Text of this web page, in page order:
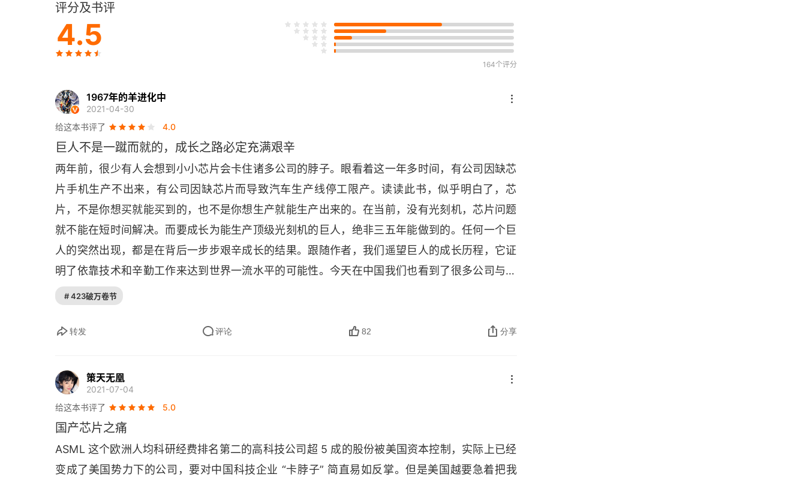
David Mann公司
爱德·鲍尔
02 合法的印钞机
天生的工程师
旅行伙伴
技术文档
晶圆重复曝光光刻机
美国风格
03 垂死挣扎
维姆·特罗斯特
特罗斯特的信
敲响政府的门
电动晶圆台
拯救计划
金砖做的茅房
评分及书评
4.5
164个评分
1967年的羊进化中
2021-04-30
给这本书评了
4.0
巨人不是一蹴而就的，成长之路必定充满艰辛
两年前，很少有人会想到小小芯片会卡住诸多公司的脖子。眼看着这一年多时间，有公司因缺芯
片手机生产不出来，有公司因缺芯片而导致汽车生产线停工限产。读读此书，似乎明白了，芯
片，不是你想买就能买到的，也不是你想生产就能生产出来的。在当前，没有光刻机，芯片问题
就不能在短时间解决。而要成长为能生产顶级光刻机的巨人，绝非三五年能做到的。任何一个巨
人的突然出现，都是在背后一步步艰辛成长的结果。跟随作者，我们遥望巨人的成长历程，它证
明了依靠技术和辛勤工作来达到世界一流水平的可能性。今天在中国我们也看到了很多公司与巨
人同样的努力，越来越多的顶尖科技公司由此诞生。这两天，我国空间站核心舱的发射成功，更
之路，充满艰辛，但有可能。
# 423破万卷节
转发 评论 82 分享
策天无凰
2021-07-04
给这本书评了
5.0
国产芯片之痛
ASML 这个欧洲人均科研经费排名第二的高科技公司超 5 成的股份被美国资本控制，实际上已经
变成了美国势力下的公司，要对中国科技企业 “卡脖子” 简直易如反掌。但是美国越要急着把我